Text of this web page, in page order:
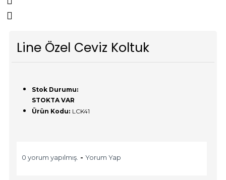
Line Özel Ceviz Koltuk
Stok Durumu:
STOKTA VAR
Ürün Kodu: LCK41
0 yorum yapılmış. - Yorum Yap